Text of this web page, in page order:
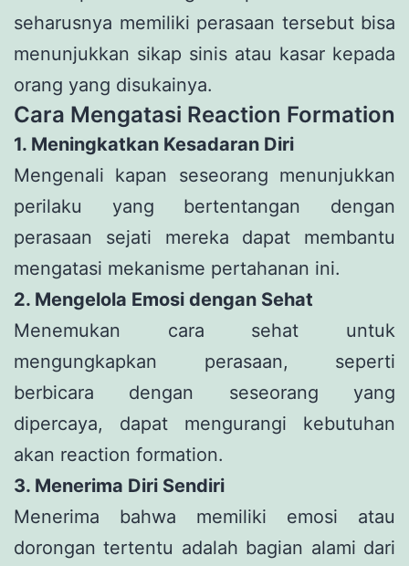
seharusnya memiliki perasaan tersebut bisa
menunjukkan sikap sinis atau kasar kepada
orang yang disukainya.
Cara Mengatasi Reaction Formation
1. Meningkatkan Kesadaran Diri
Mengenali kapan seseorang menunjukkan
perilaku yang bertentangan dengan
perasaan sejati mereka dapat membantu
mengatasi mekanisme pertahanan ini.
2. Mengelola Emosi dengan Sehat
Menemukan cara sehat untuk
mengungkapkan perasaan, seperti
berbicara dengan seseorang yang
dipercaya, dapat mengurangi kebutuhan
akan reaction formation.
3. Menerima Diri Sendiri
Menerima bahwa memiliki emosi atau
dorongan tertentu adalah bagian alami dari